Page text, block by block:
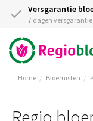
Versgarantie
7 dagen versgarantie
Home Bloemisten